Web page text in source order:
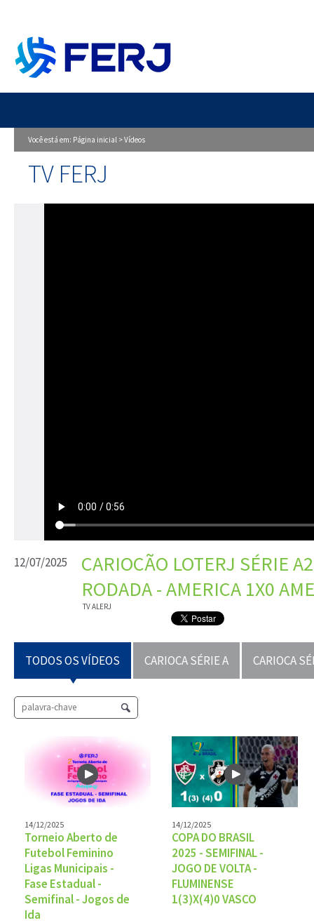
Você está em: Página inicial >Vídeos
TV FERJ
12/07/2025
CARIOCÃO LOTERJ SÉRIE
RODADA - AMERICA 1X0
TV ALERJ
TODOS OS VÍDEOS CARIOCA SÉRIE A CARIOCA
14/12/2025
Torneio Aberto de
Futebol Feminino
Ligas Municipais -
Fase Estadual -
Semifinal - Jogos de
Ida
14/12/2025
COPA DO BRASIL
2025 - SEMIFINAL -
JOGO DE VOLTA -
FLUMINENSE
1(3)X(4)0 VASCO